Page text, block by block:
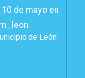
de mayo en
de León